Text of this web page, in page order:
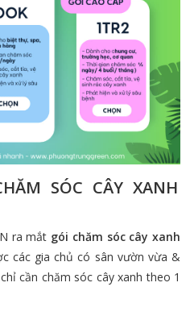
SÓC CÂY XANH
ra mắt gói chăm sóc cây xanh
các gia chủ có sân vườn vừa &
cần chăm sóc cây xanh theo 1